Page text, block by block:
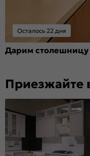
Осталось 22 дня
Дарим столешницу
Приезжайте